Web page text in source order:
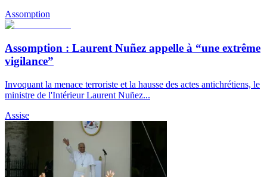
Assomption
Assomption : Laurent Nuñez appelle à “une extrême
vigilance”
Invoquant la menace terroriste et la hausse des actes antichrétiens, le
ministre de l'Intérieur Laurent Nuñez...
Assise